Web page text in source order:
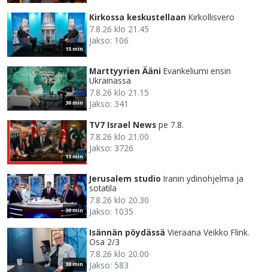
15 min
Kirkossa keskustellaan Kirkollisvero
7.8.26 klo 21.45
Jakso: 106
30 min
Marttyyrien Ääni Evankeliumi ensin
Ukrainassa
7.8.26 klo 21.15
Jakso: 341
15 min
TV7 Israel News pe 7.8.
7.8.26 klo 21.00
Jakso: 3726
30 min
Jerusalem studio Iranin ydinohjelma ja
sotatila
7.8.26 klo 20.30
Jakso: 1035
30 min
Isännän pöydässä Vieraana Veikko Flink.
Osa 2/3
7.8.26 klo 20.00
Jakso: 583